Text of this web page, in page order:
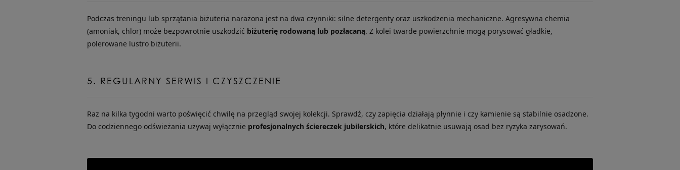
Podczas treningu lub sprzątania biżuteria narażona jest na dwa czynniki: silne detergenty oraz uszkodzenia mechaniczne. Agresywna chemia
(amoniak, chlor) może bezpowrotnie uszkodzić biżuterię rodowaną lub pozłacaną. Z kolei twarde powierzchnie mogą porysować gładkie,
polerowane lustro biżuterii.
5. REGULARNY SERWIS I CZYSZCZENIE
Raz na kilka tygodni warto poświęcić chwilę na przegląd swojej kolekcji. Sprawdź, czy zapięcia działają płynnie i czy kamienie są stabilnie osadzone.
Do codziennego odświeżania używaj wyłącznie profesjonalnych ściereczek jubilerskich, które delikatnie usuwają osad bez ryzyka zarysowań.